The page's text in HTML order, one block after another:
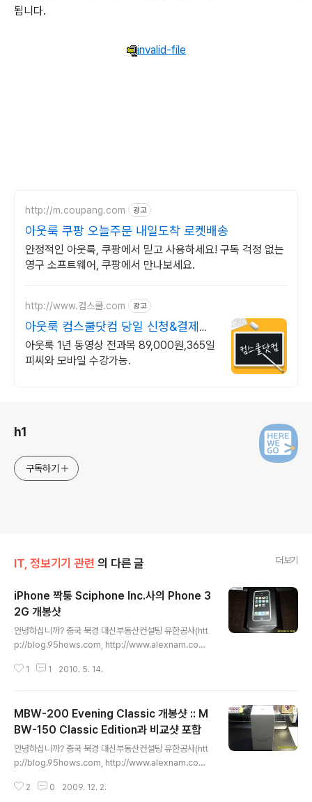
됩니다.
invalid-file
http://m.coupang.com 광고
아웃룩 쿠팡 오늘주문 내일도착 로켓배송
안정적인 아웃룩, 쿠팡에서 믿고 사용하세요! 구독 걱정 없는
영구 소프트웨어, 쿠팡에서 만나보세요.
http://www.컴스쿨.com 광고
아웃룩 컴스쿨닷컴 당일 신청&결제시
기프티콘!
아웃룩 1년 동영상 전과목 89,000원,365일
피씨와 모바일 수강가능.
h1
구독하기
IT, 정보기기 관련 의 다른 글 더보기
iPhone 짝퉁 Sciphone Inc.사의 Phone 3
2G 개봉샷
안녕하십니까? 중국 북경 대신부동산컨설팅 유한공사(htt
p://blog.95hows.com, http://www.alexnam.com)
다 오면서 800위엔짜리 아이폰 짝퉁을 사 가지고 오셨네
떤 플래폼에서 돌리는지는 모르겠지만, UI도 깔끔하지 않
았습니다. 반응 속도는 아이폰보다는 약간 느리지만, Win
dows Mobile 단말들 정도는 나오는듯한 분위기였습니
다. 각종 게임이나 어플리케이션이 미리 설치가 되어 있던
데, 모두 잘 돌아가더군요.. GSM용 SIM카드가 두장이 들
어가서 Dual을 지원하더군요. 스타일러스 팬도 들어 있습
1 1 2010. 5. 14.
MBW-200 Evening Classic 개봉샷 :: M
BW-150 Classic Edition과 비교샷 포함
안녕하십니까? 중국 북경 대신부동산컨설팅 유한공사(htt
p://blog.95hows.com, http://www.alexnam.com)
BW-200 Evening Classic을 구매대행 해 드렸습니다.
2 0 2009. 12. 2.